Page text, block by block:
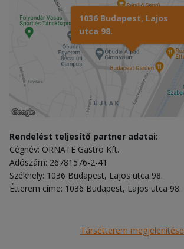
1036 Budapest, Lajos
utca 98.
Rendelést teljesítő partner adatai:
Cégnév: ORNATE Gastro Kft.
Adószám: 26781576-2-41
Székhely: 1036 Budapest, Lajos utca 98.
Étterem címe: 1036 Budapest, Lajos utca 98.
Társétterem megjelenítése